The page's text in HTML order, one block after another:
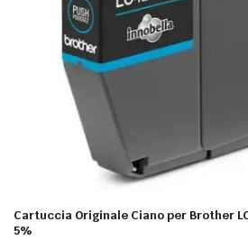
Cartuccia Originale Ciano per Brother
5%